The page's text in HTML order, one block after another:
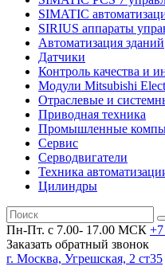
SIMATIC
SIRIUS аппараты
Автоматизация зданий
Датчики
Контроль качества и
Модули Mitsubishi
Отраслевые и
Приводная техника
Промышленные
Сервис
Серводвигатели
Техника
Цилиндры
Пн-Пт. с 7.00- 17.00 МСК
Заказать обратный звонок
г. Москва, Угрешская, 2 ст35